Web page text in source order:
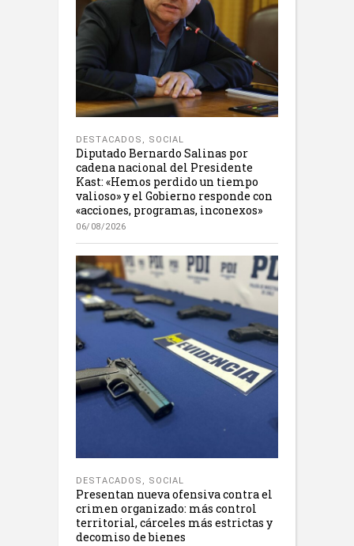
DESTACADOS , SOCIAL
Diputado Bernardo Salinas por
cadena nacional del Presidente
Kast: «Hemos perdido un tiempo
valioso» y el Gobierno responde con
«acciones, programas, inconexos»
06/08/2026
DESTACADOS , SOCIAL
Presentan nueva ofensiva contra el
crimen organizado: más control
territorial, cárceles más estrictas y
decomiso de bienes